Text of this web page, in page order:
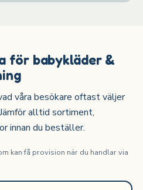
för babykläder &
våra besökare oftast väljer
alltid sortiment,
innan du beställer.
kan få provision när du handlar via